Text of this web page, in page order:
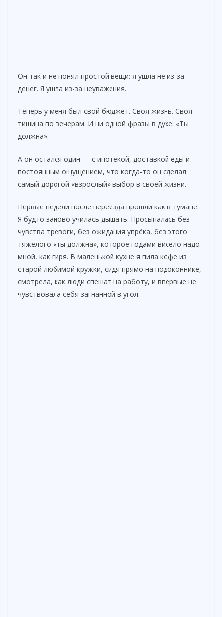
Он так и не понял простой вещи: я ушла не из-за
денег. Я ушла из-за неуважения.
Теперь у меня был свой бюджет. Своя жизнь. Своя
тишина по вечерам. И ни одной фразы в духе: «Ты
должна».
А он остался один — с ипотекой, доставкой еды и
постоянным ощущением, что когда-то он сделал
самый дорогой «взрослый» выбор в своей жизни.
Первые недели после переезда прошли как в тумане.
Я будто заново училась дышать. Просыпалась без
чувства тревоги, без ожидания упрёка, без этого
тяжёлого «ты должна», которое годами висело надо
мной, как гиря. В маленькой кухне я пила кофе из
старой любимой кружки, сидя прямо на подоконнике,
смотрела, как люди спешат на работу, и впервые не
чувствовала себя загнанной в угол.